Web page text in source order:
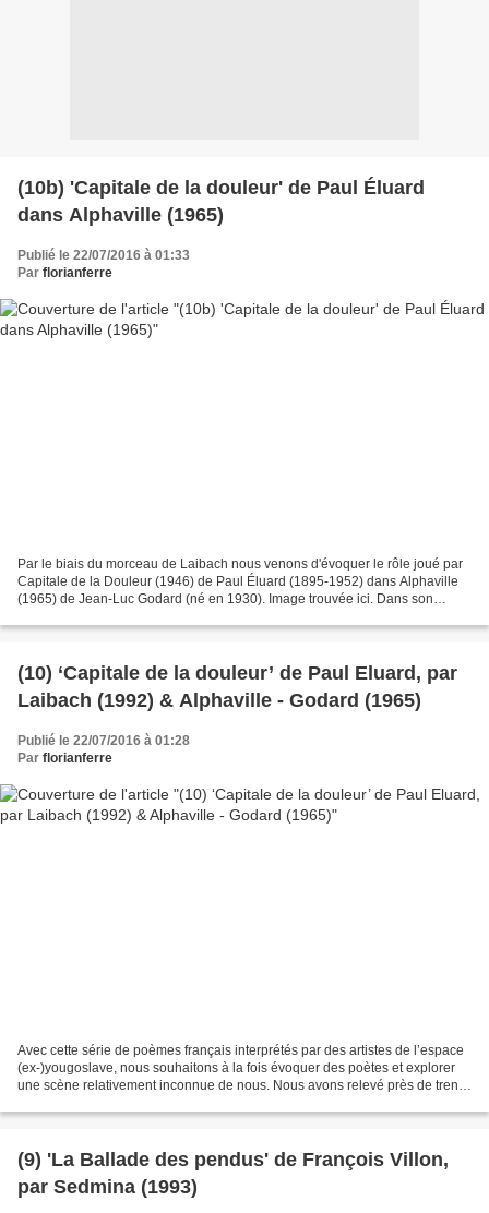
(10b) 'Capitale de la douleur' de Paul Éluard
dans Alphaville (1965)
Publié le 22/07/2016 à 01:33
Par florianferre
Par le biais du morceau de Laibach nous venons d'évoquer le rôle joué par
Capitale de la Douleur (1946) de Paul Éluard (1895-1952) dans Alphaville
(1965) de Jean-Luc Godard (né en 1930). Image trouvée ici. Dans son
(10) ‘Capitale de la douleur’ de Paul Eluard, par
Laibach (1992) & Alphaville - Godard (1965)
Publié le 22/07/2016 à 01:28
Par florianferre
Avec cette série de poèmes français interprétés par des artistes de l’espace
(ex-)yougoslave, nous souhaitons à la fois évoquer des poètes et explorer
une scène relativement inconnue de nous. Nous avons relevé près de trente
(9) 'La Ballade des pendus' de François Villon,
par Sedmina (1993)